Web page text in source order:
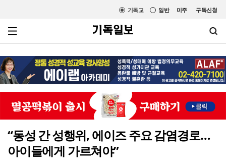
미주 구독신청
일반
기독교
“동성 간 성행위, 에이즈 주요 감염경로…
아이들에게 가르쳐야”